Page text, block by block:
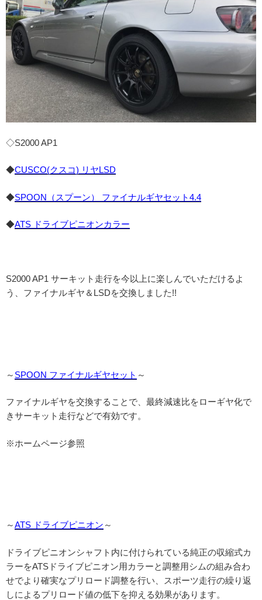
◇S2000 AP1
◆CUSCO(クスコ) リヤLSD
◆SPOON（スプーン） ファイナルギヤセット4.4
◆ATS ドライブピニオンカラー
S2000 AP1 サーキット走行を今以上に楽しんでいただけるよ
う、ファイナルギヤ＆LSDを交換しました!!
～ SPOON ファイナルギヤセット ～
ファイナルギヤを交換することで、最終減速比をローギヤ化で
きサーキット走行などで有効です。
※ホームページ参照
～ATS ドライブピニオン ～
ドライブピニオンシャフト内に付けられている純正の収縮式カ
ラーをATSドライブピニオン用カラーと調整用シムの組み合わ
せでより確実なプリロード調整を行い、スポーツ走行の繰り返
しによるプリロード値の低下を抑える効果があります。